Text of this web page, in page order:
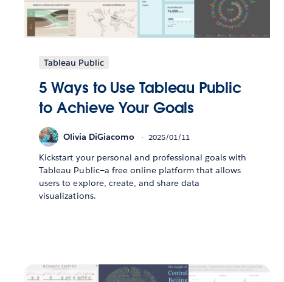
Tableau Public
5 Ways to Use Tableau Public
to Achieve Your Goals
Olivia DiGiacomo 2025/01/11
Kickstart your personal and professional goals with
Tableau Public—a free online platform that allows
users to explore, create, and share data
visualizations.